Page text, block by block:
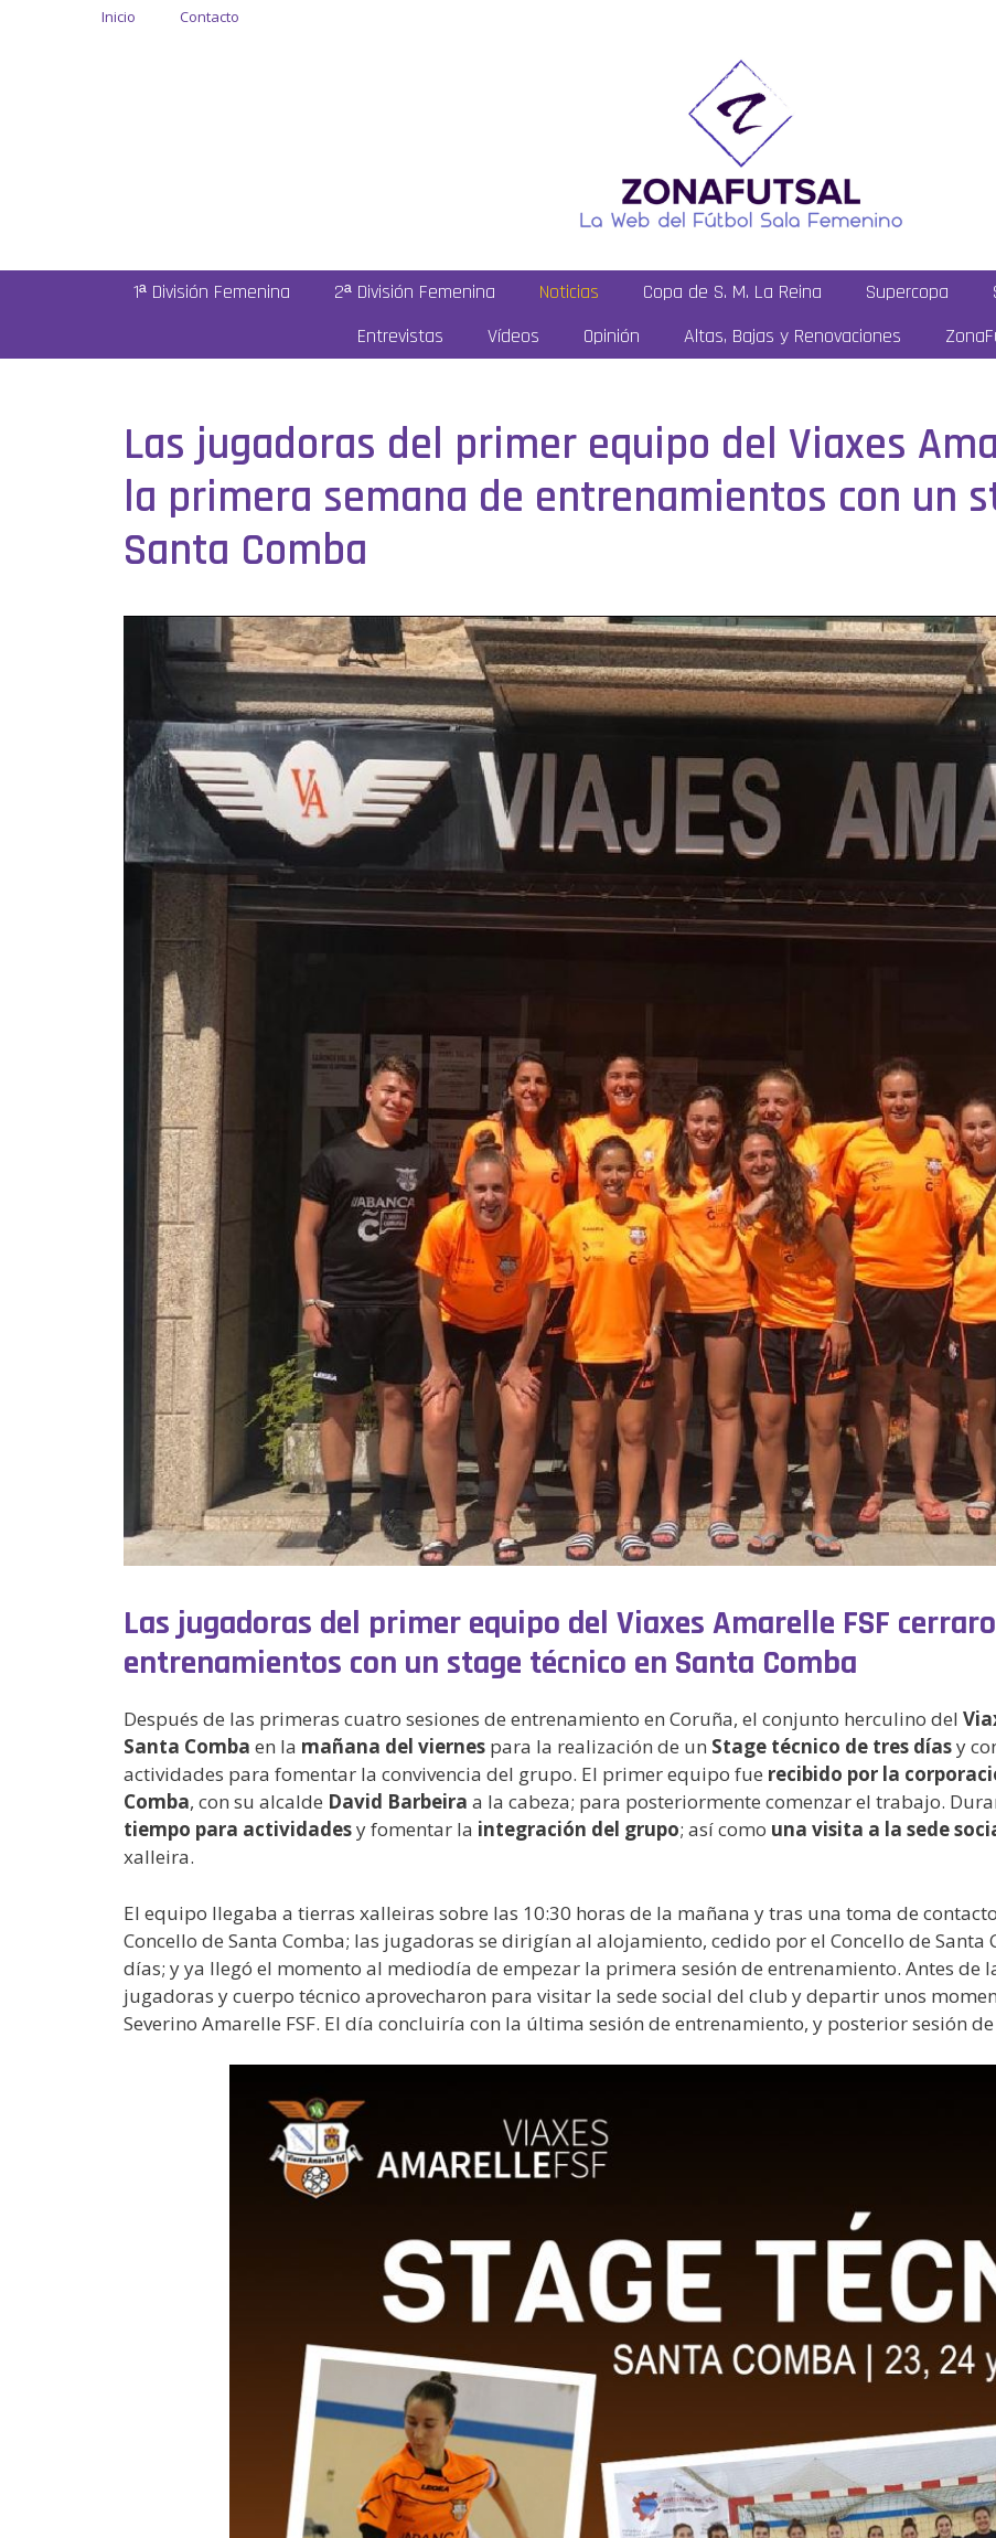
Inicio Contacto
1ª División Femenina 2ª División Femenina Noticias Copa de S. M. La Reina Supercopa
Entrevistas
Vídeos Opinión Altas, Bajas y Renovaciones
Las jugadoras del primer equipo del Viaxes
la primera semana de entrenamientos con un
Santa Comba
Las jugadoras del primer equipo del Viaxes Amarelle FSF
entrenamientos con un stage técnico en Santa Comba
Después de las primeras cuatro sesiones de entrenamiento en Coruña, el conjunto herculino del
Santa Comba en la mañana del viernes para la realización de un Stage técnico de tres díasy
actividades para fomentar la convivencia del grupo. El primer equipo fue recibido por la
Comba, con su alcalde David Barbeira a la cabeza; para posteriormente comenzar el trabajo.
tiempo para actividadesy fomentar la integración del grupo; así como una visita a la sede
xalleira.
El equipo llegaba a tierras xalleiras sobre las 10:30 horas de la mañana y tras una toma de
Concello de Santa Comba; las jugadoras se dirigían al alojamiento, cedido por el Concello de
días; y ya llegó el momento al mediodía de empezar la primera sesión de entrenamiento. Antes de
jugadoras y cuerpo técnico aprovecharon para visitar la sede social del club y departir unos
Severino Amarelle FSF. El día concluiría con la última sesión de entrenamiento, y posterior sesión